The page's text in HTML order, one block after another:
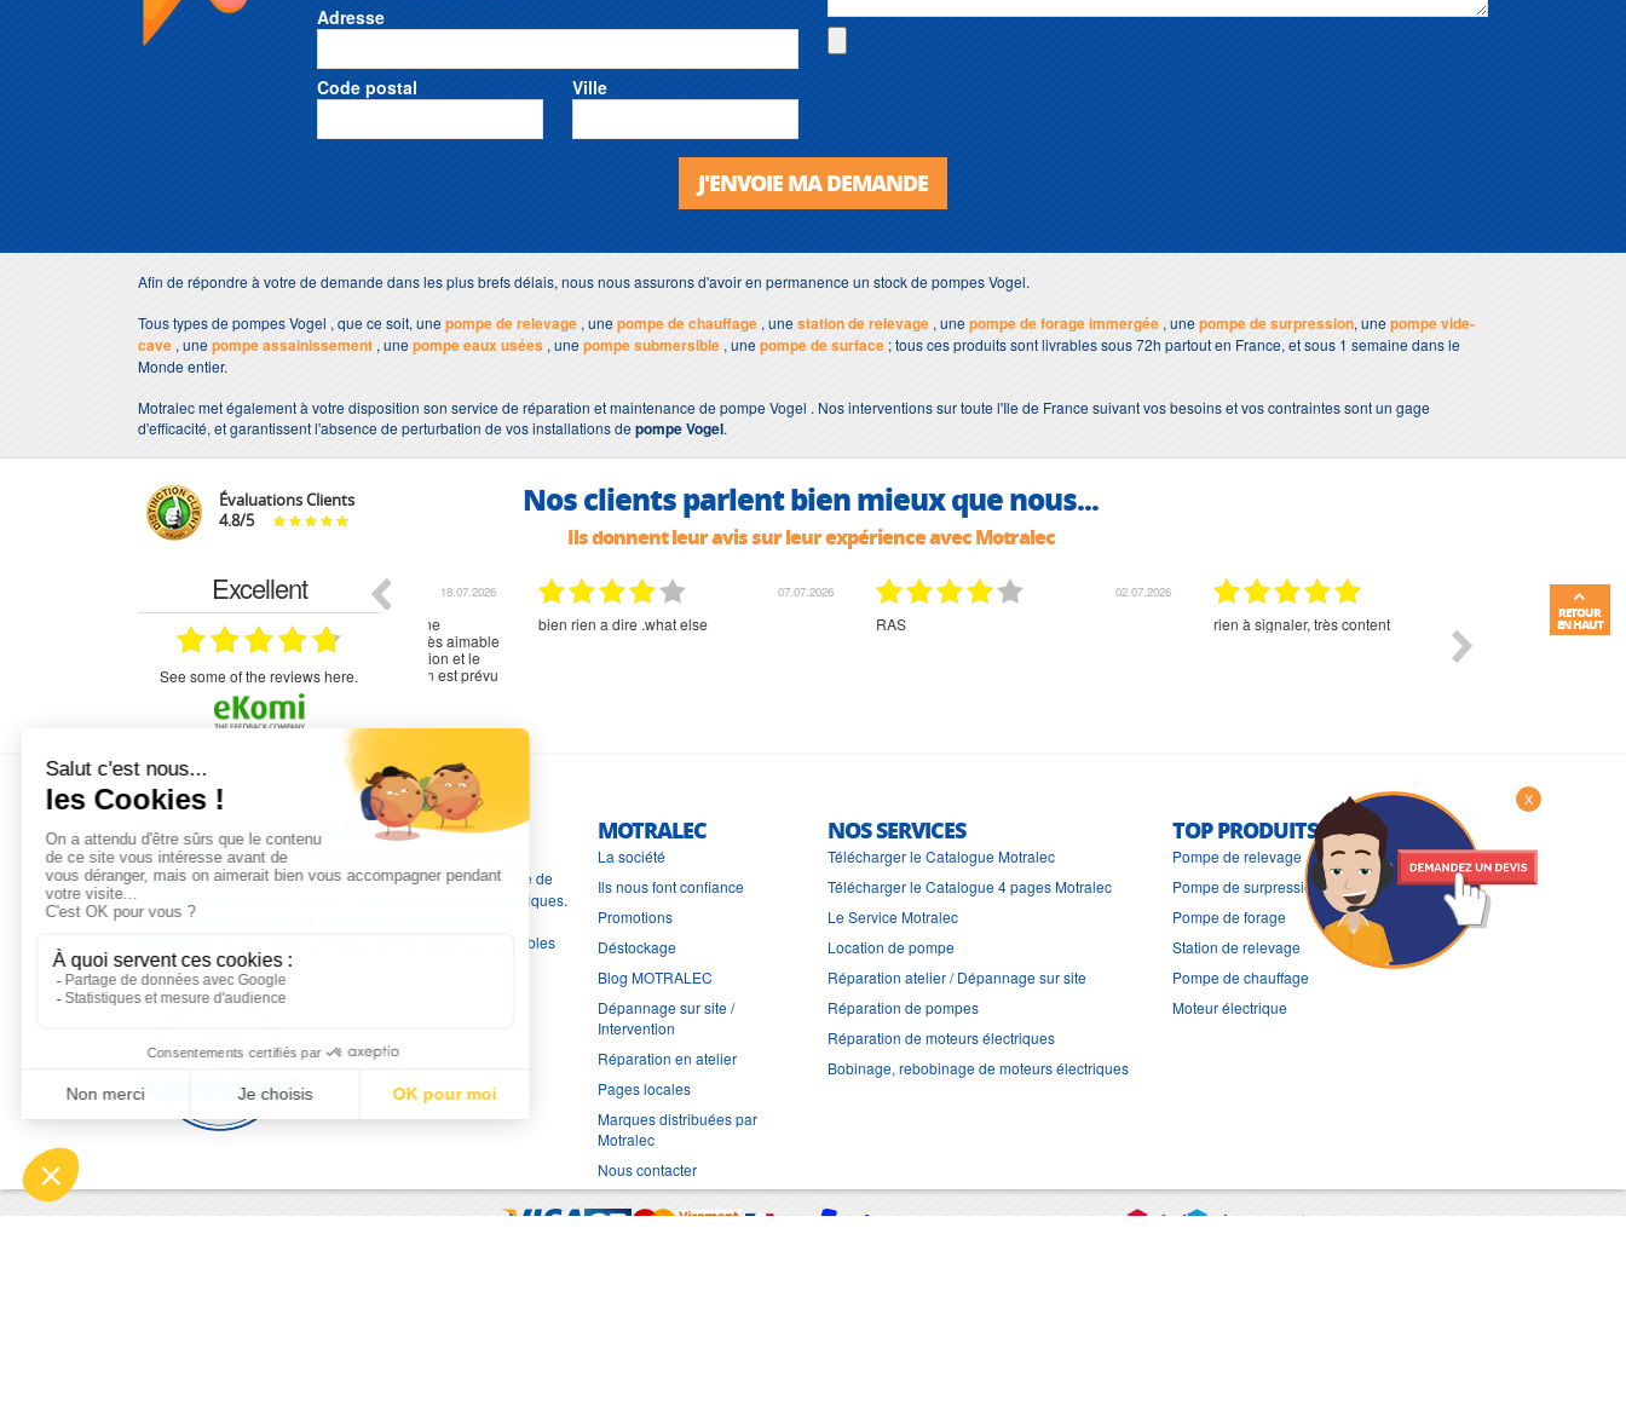
Adresse
Code postal Ville
J'ENVOIE MA DEMANDE
Afin de répondre à votre de demande dans les plus brefs délais, nous nous assurons d'avoir en permanence un stock de pompes Vogel.
Tous types de pompes Vogel , que ce soit, unepompe de relevage , unepompe de chauffage , unestation de relevage , unepompe de forage immergée , unepompe de surpression, unepompe vide-
cave , unepompe assainissement , unepompe eaux usées , unepompe submersible , unepompe de surface ; tous ces produits sont livrables sous 72h partout en France, et sous 1 semaine dans le
Monde entier.
Motralec met également à votre disposition son service de réparation et maintenance de pompe Vogel . Nos interventions sur toute l'Ile de France suivant vos besoins et vos contraintes sont un gage
d'efficacité, et garantissent l'absence de perturbation de vos installations depompe Vogel.
Évaluations Clients
4.8/5 Nos clients parlent bien mieux que nous...
Ils donnent leur avis sur leur expérience avec Motralec
Excellent
see some of the reviews here.
07.07.2026
bien rien a dire .what else rien à signaler, très content Commande et délais parfait Très bon suivi et très
L'EXPERTISE MOTRALEC
Depuis 1976 , nous sommes
France en pompes de relevage, station de relevage, pompe de
chauffage, suppression, forage, immergée et moteurs électriques.
Nous assurons
, tout en travaillant avec les marques les plus fiables
du marché.
MOTRALEC
La société
Ils nous font confiance
Promotions
Déstockage
Blog MOTRALEC
Dépannage sur site /
Intervention
Réparation en atelier
Pages locales
Marques distribuées par
Motralec
Nous contacter
NOS SERVICES
Télécharger le Catalogue Motralec
Télécharger le Catalogue 4 pages Motralec
Le Service Motralec
Location de pompe
Réparation atelier / Dépannage sur site
Réparation de pompes
Réparation de moteurs électriques
Bobinage, rebobinage de moteurs électriques
TOP PRODUITS
Pompe de relevage
Pompe de surpression
Pompe de forage
Station de relevage
Pompe de chauffage
Moteur électrique
X
RETOUR
EN HAUT